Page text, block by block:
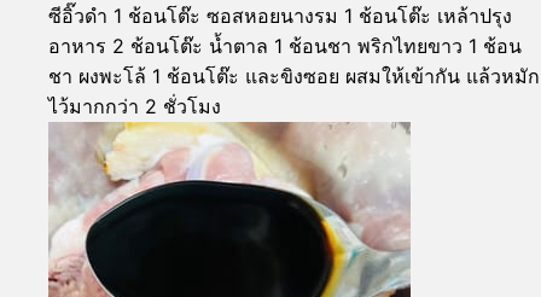
ซีอิ๊วดำ 1 ช้อนโต๊ะ ซอสหอยนางรม 1 ช้อนโต๊ะ เหล้าปรุง
อาหาร 2 ช้อนโต๊ะ น้ำตาล 1 ช้อนชา พริกไทยขาว 1 ช้อน
ชา ผงพะโล้ 1 ช้อนโต๊ะ และขิงซอย ผสมให้เข้ากัน แล้วหมัก
ไว้มากกว่า 2 ชั่วโมง